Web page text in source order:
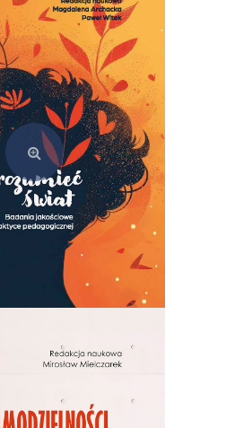
szkoły tartusko-moskiewskiej
69,00zł
jakościowe w praktyce pedagogicznej